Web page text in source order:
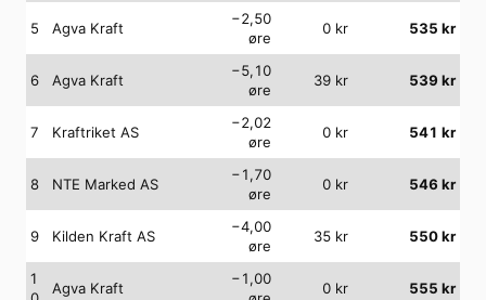
5 Agva Kraft
−2,50
øre
0 kr 535 kr
6 Agva Kraft
−5,10
øre
39 kr 539 kr
7 Kraftriket AS
−2,02
øre
0 kr 541 kr
8 NTE Marked AS
−1,70
øre
0 kr 546 kr
9 Kilden Kraft AS
−4,00
øre
35 kr 550kr
1
Agva Kraft
−1,00
0 kr 555 kr